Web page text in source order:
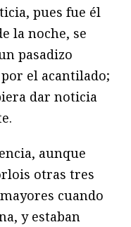
pues fue él
la noche, se
pasadizo
el acantilado;
dar noticia
aunque
otras tres
cuando
y estaban